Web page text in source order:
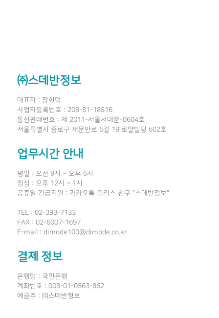
㈜스데반정보
대표자 : 장현덕
사업자등록번호 : 208-81-18516
통신판매번호 : 제 2011-서울서대문-0604호
서울특별시 종로구 새문안로 5길 19 로얄빌딩 602호
업무시간 안내
평일 : 오전 9시 ~ 오후 6시
점심 : 오후 12시 ~ 1시
공휴일 긴급지원 : 카카오톡 플러스 친구 "스데반정보"
TEL : 02-393-7133
FAX : 02-6007-1697
E-mail : dimode100@dimode.co.kr
결제 정보
은행명 : 국민은행
계좌번호 : 008-01-0563-862
예금주 : ㈜스데반정보